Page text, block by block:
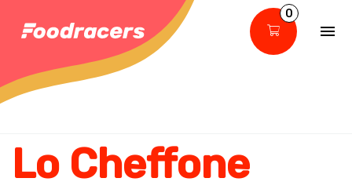
0
Lo Cheffone